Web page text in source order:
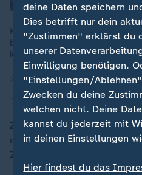
Künftig sollen trans- und
binäre Menschen ihren
können. Was das neue Gesetz
23.08.2023 | 36:14 min
ZDFheute: Ja, ich denke,
nachvollziehen. Wie
Zeit jetzt?
deine Daten speichern
Dies betrifft nur dein
"Zustimmen" erklärst du
unserer
Einwilligung benötigen.
"Einstellungen/
Zwecken du deine
welchen nicht. Deine
kannst du jederzeit mit
in deinen Einstellungen
Hier findest du das